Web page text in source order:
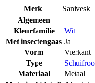
Merk
Sanivesk
Algemeen
Kleurfamilie
Wit
Met insectengaas Ja
Vorm
Vierkant
Type
Materiaal
Metaal